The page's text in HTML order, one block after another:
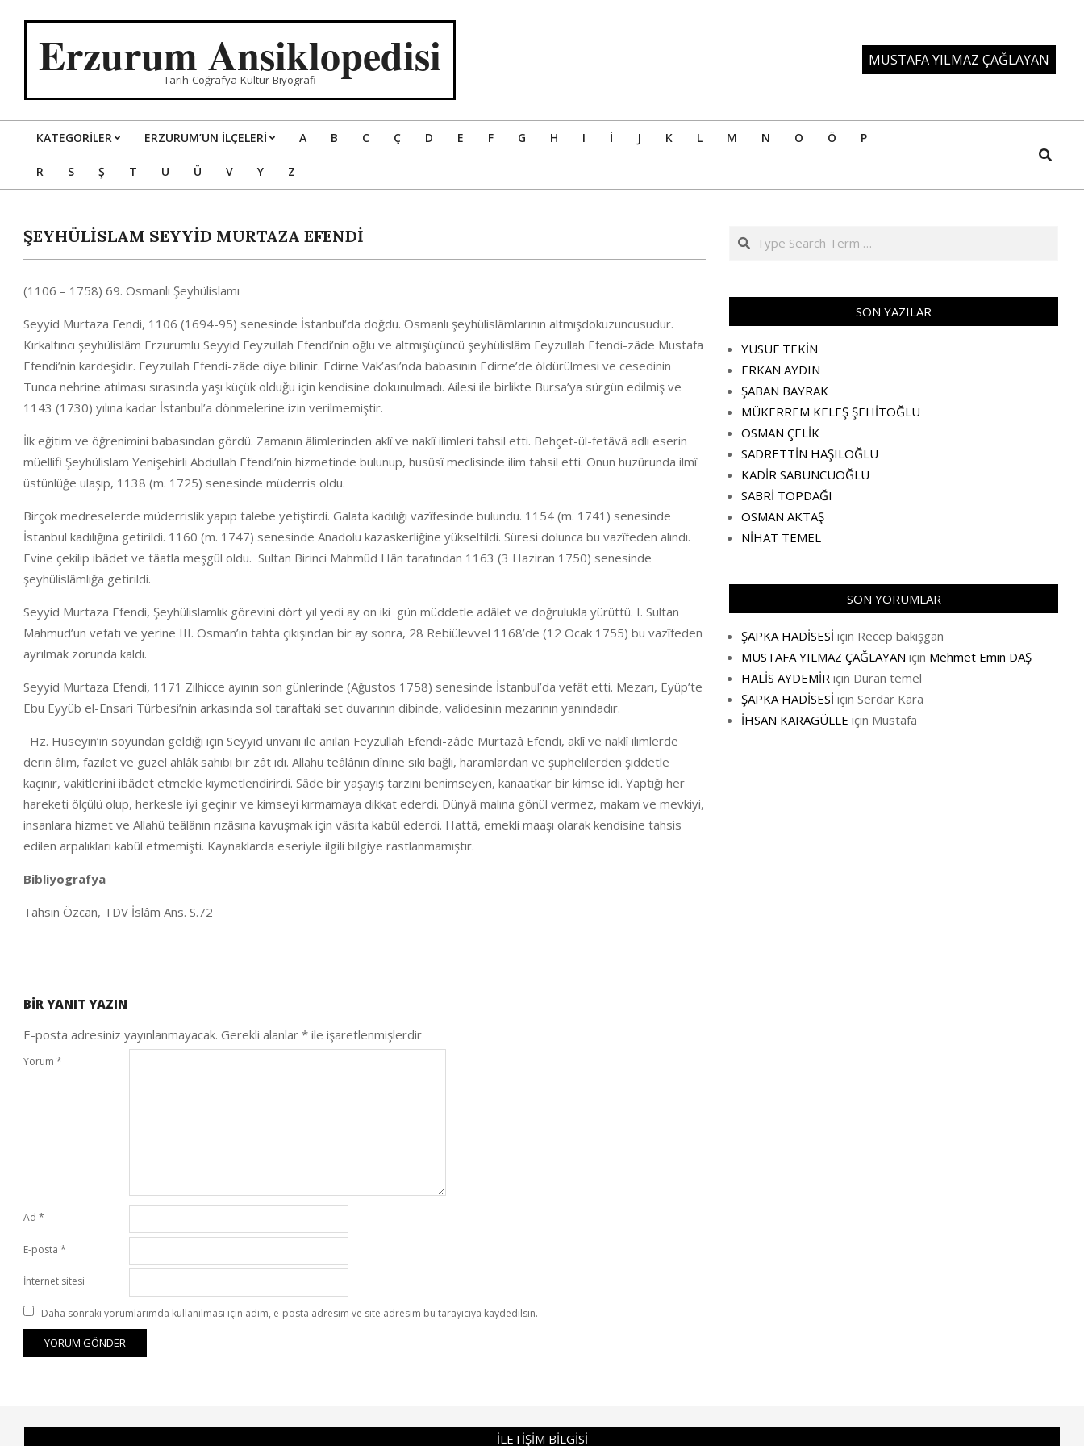
Erzurum Ansiklopedisi
Tarih-Coğrafya-Kültür-Biyografi
MUSTAFA YILMAZ ÇAĞLAYAN
Primary
Navigation
KATEGORILER ERZURUM’UN İLÇELERİ A B C Ç D E F G H I İ J K L M N O Ö P
R S Ş T U Ü V Y Z
Search
ŞEYHÜLİSLAM SEYYİD MURTAZA EFENDİ
(1106 – 1758) 69. Osmanlı Şeyhülislamı
Seyyid Murtaza Fendi, 1106 (1694-95) senesinde İstanbul’da doğdu. Osmanlı şeyhülislâmlarının altmışdokuzuncusudur.
Kırkaltıncı şeyhülislâm Erzurumlu Seyyid Feyzullah Efendi’nin oğlu ve altmışüçüncü şeyhülislâm Feyzullah Efendi-zâde Mustafa
Efendi’nin kardeşidir. Feyzullah Efendi-zâde diye bilinir. Edirne Vak’ası’nda babasının Edirne’de öldürülmesi ve cesedinin
Tunca nehrine atılması sırasında yaşı küçük olduğu için kendisine dokunulmadı. Ailesi ile birlikte Bursa’ya sürgün edilmiş ve
1143 (1730) yılına kadar İstanbul’a dönmelerine izin verilmemiştir.
İlk eğitim ve öğrenimini babasından gördü. Zamanın âlimlerinden aklî ve naklî ilimleri tahsil etti. Behçet-ül-fetâvâ adlı eserin
müellifi Şeyhülislam Yenişehirli Abdullah Efendi’nin hizmetinde bulunup, husûsî meclisinde ilim tahsil etti. Onun huzûrunda ilmî
üstünlüğe ulaşıp, 1138 (m. 1725) senesinde müderris oldu.
Birçok medreselerde müderrislik yapıp talebe yetiştirdi. Galata kadılığı vazîfesinde bulundu. 1154 (m. 1741) senesinde
İstanbul kadılığına getirildi. 1160 (m. 1747) senesinde Anadolu kazaskerliğine yükseltildi. Süresi dolunca bu vazîfeden alındı.
Evine çekilip ibâdet ve tâatla meşgûl oldu. Sultan Birinci Mahmûd Hân tarafından 1163 (3 Haziran 1750) senesinde
şeyhülislâmlığa getirildi.
Seyyid Murtaza Efendi, Şeyhülislamlık görevini dört yıl yedi ay on iki gün müddetle adâlet ve doğrulukla yürüttü. I. Sultan
Mahmud’un vefatı ve yerine III. Osman’ın tahta çıkışından bir ay sonra, 28 Rebiülevvel 1168’de (12 Ocak 1755) bu vazîfeden
ayrılmak zorunda kaldı.
Seyyid Murtaza Efendi, 1171 Zilhicce ayının son günlerinde (Ağustos 1758) senesinde İstanbul’da vefât etti. Mezarı, Eyüp’te
Ebu Eyyüb el-Ensari Türbesi’nin arkasında sol taraftaki set duvarının dibinde, validesinin mezarının yanındadır.
Hz. Hüseyin’in soyundan geldiği için Seyyid unvanı ile anılan Feyzullah Efendi-zâde Murtazâ Efendi, aklî ve naklî ilimlerde
derin âlim, fazilet ve güzel ahlâk sahibi bir zât idi. Allahü teâlânın dînine sıkı bağlı, haramlardan ve şüphelilerden şiddetle
kaçınır, vakitlerini ibâdet etmekle kıymetlendirirdi. Sâde bir yaşayış tarzını benimseyen, kanaatkar bir kimse idi. Yaptığı her
hareketi ölçülü olup, herkesle iyi geçinir ve kimseyi kırmamaya dikkat ederdi. Dünyâ malına gönül vermez, makam ve mevkiyi,
insanlara hizmet ve Allahü teâlânın rızâsına kavuşmak için vâsıta kabûl ederdi. Hattâ, emekli maaşı olarak kendisine tahsis
edilen arpalıkları kabûl etmemişti. Kaynaklarda eseriyle ilgili bilgiye rastlanmamıştır.
Bibliyografya
Tahsin Özcan, TDV İslâm Ans. S.72
25
BIR YANIT YAZIN
E-posta adresiniz yayınlanmayacak. Gerekli alanlar * ile işaretlenmişlerdir
Yorum *
Ad *
E-posta *
İnternet sitesi
Daha sonraki yorumlarımda kullanılması için adım, e-posta adresim ve site adresim bu tarayıcıya kaydedilsin.
Search
SON YAZILAR
YUSUF TEKİN
ERKAN AYDIN
ŞABAN BAYRAK
MÜKERREM KELEŞ ŞEHİTOĞLU
OSMAN ÇELİK
SADRETTİN HAŞILOĞLU
KADİR SABUNCUOĞLU
SABRİ TOPDAĞI
OSMAN AKTAŞ
NİHAT TEMEL
SON YORUMLAR
ŞAPKA HADİSESİ için Recep bakişgan
MUSTAFA YILMAZ ÇAĞLAYAN için Mehmet Emin DAŞ
HALİS AYDEMİR için Duran temel
ŞAPKA HADİSESİ için Serdar Kara
İHSAN KARAGÜLLE için Mustafa
İLETİŞİM BİLGİSİ